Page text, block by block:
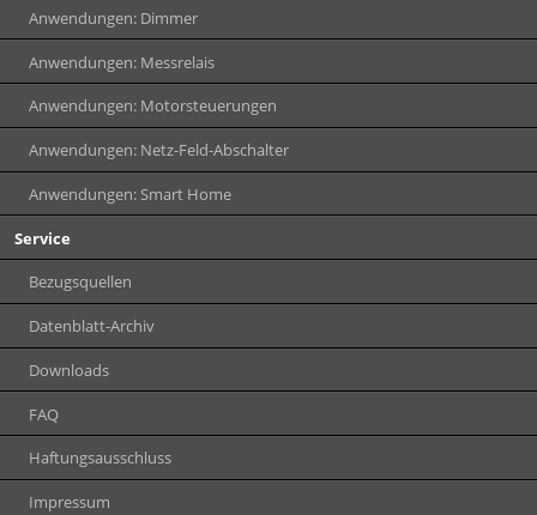
Anwendungen: Dimmer
Anwendungen: Messrelais
Anwendungen: Motorsteuerungen
Anwendungen: Netz-Feld-Abschalter
Anwendungen: Smart Home
Service
Bezugsquellen
Datenblatt-Archiv
Downloads
FAQ
Haftungsausschluss
Impressum